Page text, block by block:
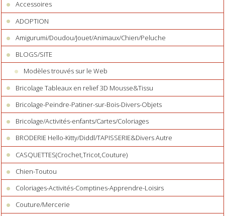
Accessoires
ADOPTION
Amigurumi/Doudou/Jouet/Animaux/Chien/Peluche
BLOGS/SITE
Modèles trouvés sur le Web
Bricolage Tableaux en relief 3D Mousse&Tissu
Bricolage-Peindre-Patiner-sur-Bois-Divers-Objets
Bricolage/Activités-enfants/Cartes/Coloriages
BRODERIE Hello-Kitty/Diddl/TAPISSERIE&Divers Autre
CASQUETTES(Crochet,Tricot,Couture)
Chien-Toutou
Coloriages-Activités-Comptines-Apprendre-Loisirs
Couture/Mercerie